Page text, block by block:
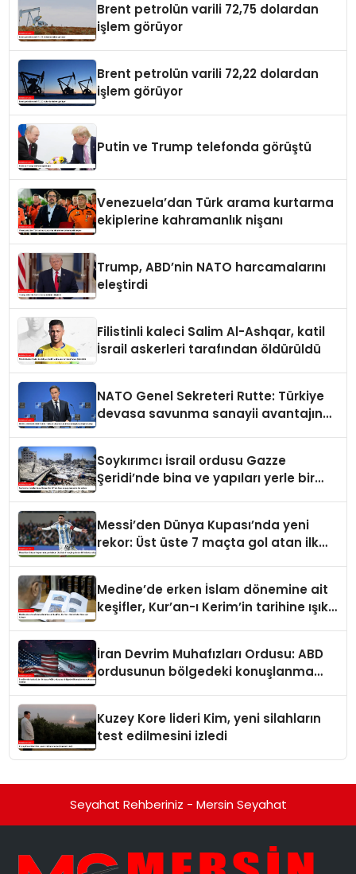
Brent petrolün varili 72,75 dolardan
işlem görüyor
Brent petrolün varili 72,22 dolardan
işlem görüyor
Putin ve Trump telefonda görüştü
Venezuela’dan Türk arama kurtarma
ekiplerine kahramanlık nişanı
Trump, ABD’nin NATO harcamalarını
eleştirdi
Filistinli kaleci Salim Al-Ashqar, katil
İsrail askerleri tarafından öldürüldü
NATO Genel Sekreteri Rutte: Türkiye
devasa savunma sanayii avantajına
Soykırımcı İsrail ordusu Gazze
Şeridi’nde bina ve yapıları yerle bir
Messi’den Dünya Kupası’nda yeni
rekor: Üst üste 7 maçta gol atan ilk
Medine’de erken İslam dönemine ait
keşifler, Kur’an-ı Kerim’in tarihine ışık
İran Devrim Muhafızları Ordusu: ABD
ordusunun bölgedeki konuşlanma
Kuzey Kore lideri Kim, yeni silahların
test edilmesini izledi
Seyahat Rehberiniz - Mersin Seyahat